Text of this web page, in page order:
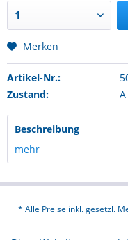
Merken
Artikel-Nr.:
Zustand:
Beschreibung
mehr
* Alle Preise inkl. gesetzl.